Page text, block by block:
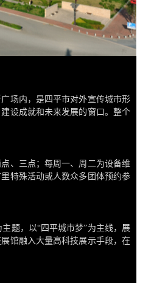
场内，是四平市对外宣传城市形
设成就和未来发展的窗口。整个
面积22400㎡，高度78.8m，展
、三点；每周一、周二为设备维
特殊活动或人数众多团体预约参
后，持票并自觉接受安检后进
作废。
题，以“四平城市梦”为主线，展
馆融入大量高科技展示手段，在
演示系统、虚拟驾驶系统、人景
。